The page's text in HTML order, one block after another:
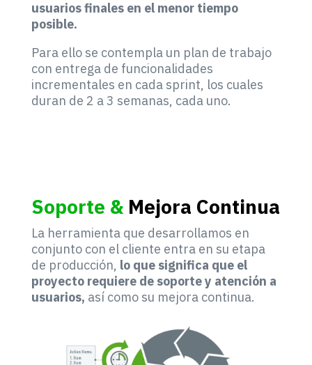
usuarios finales en el menor tiempo
posible.
Para ello se contempla un plan de trabajo
con entrega de funcionalidades
incrementales en cada sprint, los cuales
duran de 2 a 3 semanas, cada uno.
Soporte & Mejora Continua
La herramienta que desarrollamos en
conjunto con el cliente entra en su etapa
de producción, lo que significa que el
proyecto requiere de soporte y atención a
usuarios, así como su mejora continua.